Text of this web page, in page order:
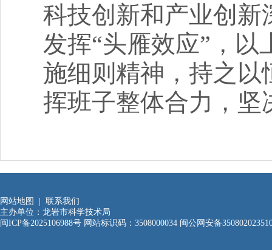
科技创新和产业创新
发挥“头雁效应”，
施细则精神，持之以
挥班子整体合力，坚
网站地图
联系我们
主办单位：龙岩市科学技术局
闽ICP备2025106988号 网站标识码：3508000034 闽公网安备